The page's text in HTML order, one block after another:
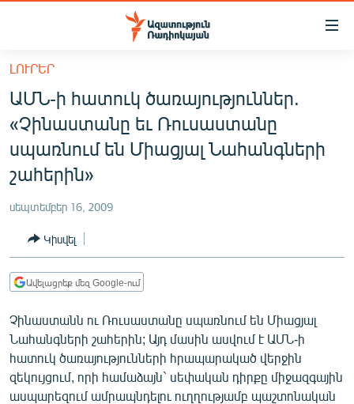
Մատչելիության
հիմնական
բովանդակությանը
Անցնել
հիմնական
մենյուին
Որոնում
ՀԱՅԱՍՏԱՆ
ՔԱՂԱՔԱԿԱՆ
ԸՆՏՐՈՒԹՅՈՒՆՆԵՐ 2026
ՏՆՏԵՍՈՒԹՅՈՒՆ
ՂԱՐԱԲԱՂ
ՏԱՐԱԾԱՇՐՋԱՆ
ՄԻՋԱԶԳԱՅԻՆ
ՄՇԱԿՈՒՅԹ
ԼՈՒՐԵՐ
ԱՄՆ-ի հատուկ ծառայություններ.
«Չինաստանը եւ Ռուսաստանը
սպառնում են Միացյալ Նահանգների
շահերին»
սեպտեմբեր 16, 2009
Կիսվել
Ավելացրեք մեզ Google-ում
Չինաստանն ու Ռուսաստանը սպառնում են Միացյալ
Նահանգների շահերին; Այդ մասին ասվում է ԱՄՆ-ի
հատուկ ծառայությունների հրապարակած վերջին
զեկույցում, որի համաձայն` սեփական դիրքը միջազգային
ասպարեզում ամրապնդելու ուղղությամբ պաշտոնական